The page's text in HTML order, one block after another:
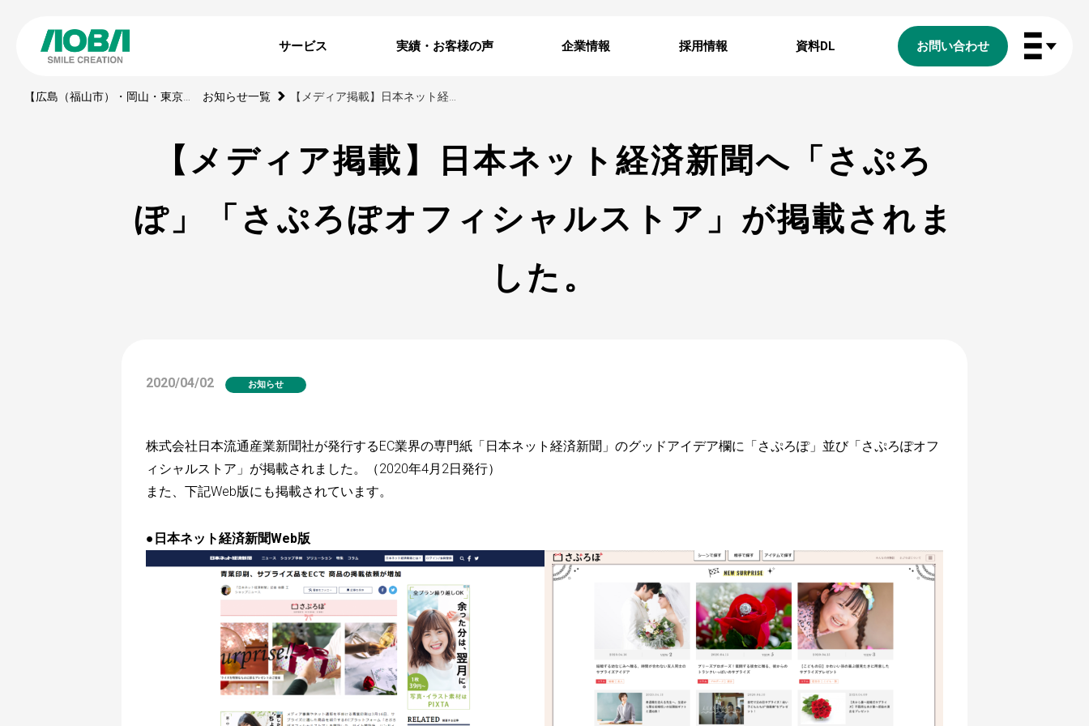
サービス 実績・お客様の声 企業情報 採用情報 資料DL お問い合わせ
【広島（福山市）・岡山・東京】印刷・WEBサイト・動画・展示ブース・ノベルティの制作会社 お知らせ一覧 【メディア掲載】日本ネット経済新聞へ「さぷろぽ」「さぷろぽオフィシャルストア」が掲載されました。
【メディア掲載】日本ネット経済新聞へ「さぷろ
ぽ」「さぷろぽオフィシャルストア」が掲載されま
した。
2020/04/02 お知らせ
株式会社日本流通産業新聞社が発行するEC業界の専門紙「日本ネット経済新聞」のグッドアイデア欄に「さぷろぽ」並び「さぷろぽオフ
ィシャルストア」が掲載されました。（2020年4月2日発行）
また、下記Web版にも掲載されています。
●日本ネット経済新聞Web版